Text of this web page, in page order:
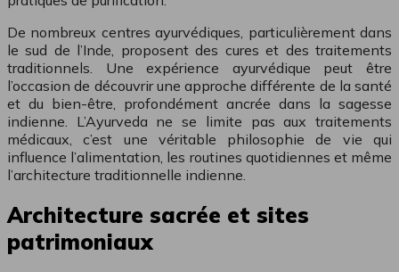
De nombreux centres ayurvédiques, particulièrement dans
le sud de l’Inde, proposent des cures et des traitements
traditionnels. Une expérience ayurvédique peut être
l’occasion de découvrir une approche différente de la santé
et du bien-être, profondément ancrée dans la sagesse
indienne. L’Ayurveda ne se limite pas aux traitements
médicaux, c’est une véritable philosophie de vie qui
influence l’alimentation, les routines quotidiennes et même
l’architecture traditionnelle indienne.
Architecture sacrée et sites
patrimoniaux